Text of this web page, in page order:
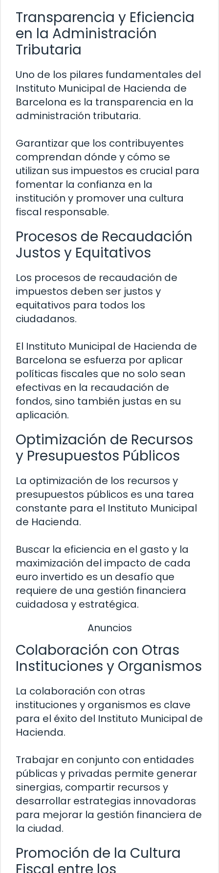
Transparencia y Eficiencia
en la Administración
Tributaria
Uno de los pilares fundamentales del
Instituto Municipal de Hacienda de
Barcelona es la transparencia en la
administración tributaria.
Garantizar que los contribuyentes
comprendan dónde y cómo se
utilizan sus impuestos es crucial para
fomentar la confianza en la
institución y promover una cultura
fiscal responsable.
Procesos de Recaudación
Justos y Equitativos
Los procesos de recaudación de
impuestos deben ser justos y
equitativos para todos los
ciudadanos.
El Instituto Municipal de Hacienda de
Barcelona se esfuerza por aplicar
políticas fiscales que no solo sean
efectivas en la recaudación de
fondos, sino también justas en su
aplicación.
Optimización de Recursos
y Presupuestos Públicos
La optimización de los recursos y
presupuestos públicos es una tarea
constante para el Instituto Municipal
de Hacienda.
Buscar la eficiencia en el gasto y la
maximización del impacto de cada
euro invertido es un desafío que
requiere de una gestión financiera
cuidadosa y estratégica.
Anuncios
Colaboración con Otras
Instituciones y Organismos
La colaboración con otras
instituciones y organismos es clave
para el éxito del Instituto Municipal de
Hacienda.
Trabajar en conjunto con entidades
públicas y privadas permite generar
sinergias, compartir recursos y
desarrollar estrategias innovadoras
para mejorar la gestión financiera de
la ciudad.
Promoción de la Cultura